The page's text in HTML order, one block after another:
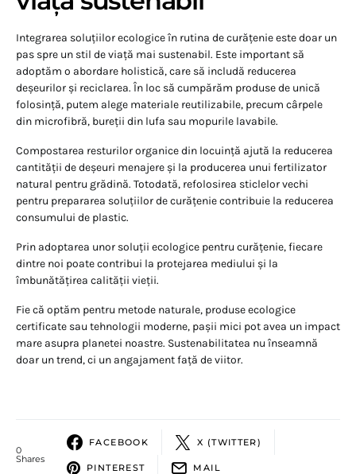
Integrarea soluțiilor ecologice în rutina de curățenie este doar un
pas spre un stil de viață mai sustenabil. Este important să
adoptăm o abordare holistică, care să includă reducerea
deșeurilor și reciclarea. În loc să cumpărăm produse de unică
folosință, putem alege materiale reutilizabile, precum cârpele
din microfibră, bureții din lufa sau mopurile lavabile.
Compostarea resturilor organice din locuință ajută la reducerea
cantității de deșeuri menajere și la producerea unui fertilizator
natural pentru grădină. Totodată, refolosirea sticlelor vechi
pentru prepararea soluțiilor de curățenie contribuie la reducerea
consumului de plastic.
Prin adoptarea unor soluții ecologice pentru curățenie, fiecare
dintre noi poate contribui la protejarea mediului și la
îmbunătățirea calității vieții.
Fie că optăm pentru metode naturale, produse ecologice
certificate sau tehnologii moderne, pașii mici pot avea un impact
mare asupra planetei noastre. Sustenabilitatea nu înseamnă
doar un trend, ci un angajament față de viitor.
0
Shares
FACEBOOK X (TWITTER)
PINTEREST MAIL